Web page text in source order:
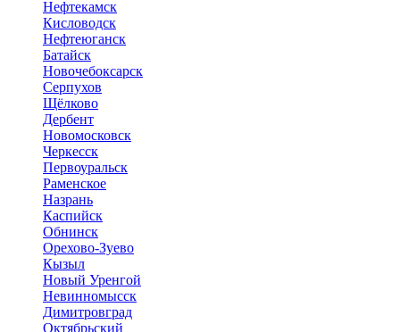
Нефтекамск
Кисловодск
Нефтеюганск
Батайск
Новочебоксарск
Серпухов
Щёлково
Дербент
Новомосковск
Черкесск
Первоуральск
Раменское
Назрань
Каспийск
Обнинск
Орехово-Зуево
Кызыл
Новый Уренгой
Невинномысск
Димитровград
Октябрьский